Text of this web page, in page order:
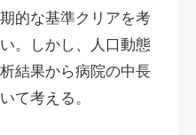
的な基準クリアを考
。しかし、人口動態
結果から病院の中長
て考える。